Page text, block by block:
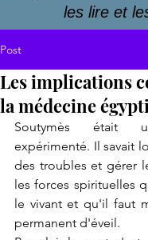
les lire et
Post
Les implications
la médecine
Soutymès était
expérimenté. Il savait
des troubles et gérer
les forces spirituelles
le vivant et qu'il faut
permanent d'éveil.